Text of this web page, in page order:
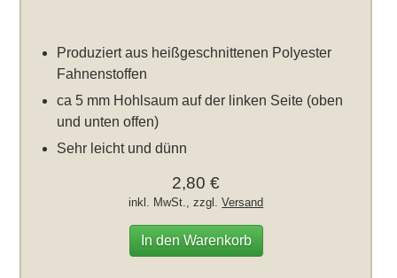
Produziert aus heißgeschnittenen Polyester
Fahnenstoffen
ca 5 mm Hohlsaum auf der linken Seite (oben
und unten offen)
Sehr leicht und dünn
2,80 €
inkl. MwSt., zzgl.Versand
In den Warenkorb